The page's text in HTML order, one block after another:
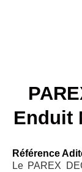
Enduit
Référence
Le PAREX